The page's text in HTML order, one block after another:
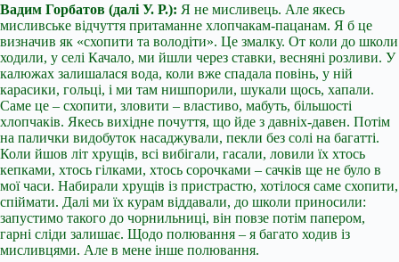
Вадим Горбатов (далі У. Р.): Я не мисливець. Але якесь
мисливське відчуття притаманне хлопчакам-пацанам. Я б це
визначив як «схопити та володіти». Це змалку. От коли до школи
ходили, у селі Качало, ми йшли через ставки, весняні розливи. У
калюжах залишалася вода, коли вже спадала повінь, у ній
карасики, гольці, і ми там нишпорили, шукали щось, хапали.
Саме це – схопити, зловити – властиво, мабуть, більшості
хлопчаків. Якесь вихідне почуття, що йде з давніх-давен. Потім
на палички видобуток насаджували, пекли без солі на багатті.
Коли йшов літ хрущів, всі вибігали, гасали, ловили їх хтось
кепками, хтось гілками, хтось сорочками – сачків ще не було в
мої часи. Набирали хрущів із пристрастю, хотілося саме схопити,
спіймати. Далі ми їх курам віддавали, до школи приносили:
запустимо такого до чорнильниці, він повзе потім папером,
гарні сліди залишає. Щодо полювання – я багато ходив із
мисливцями. Але в мене інше полювання.